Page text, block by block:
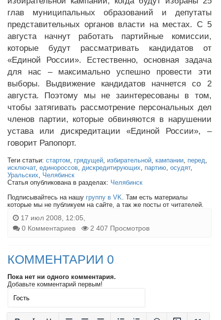
глав муниципальных образований и депутаты
представительных органов власти на местах. С 5
августа начнут работать партийные комиссии,
которые будут рассматривать кандидатов от
«Единой России». Естественно, основная задача
для нас – максимально успешно провести эти
выборы. Выдвижение кандидатов начнется со 2
августа. Поэтому мы не заинтересованы в том,
чтобы затягивать рассмотрение персональных дел
членов партии, которые обвиняются в нарушении
устава или дискредитации «Единой России», –
говорит Рапопорт.
Теги статьи: стартом, грядущей, избирательной, кампании, перед,
исключат, единороссов, дискредитирующих, партию, осудят,
Уральских, Челябинск
Статья опубликована в разделах: Челябинск
Подписывайтесь на нашу группу в VK. Там есть материалы
которые мы не публикуем на сайте, а так же посты от читателей.
17 июл 2008, 12:05,
0 Комментариев
2 407 Просмотров
КОММЕНТАРИИ 0
Пока нет ни одного комментария.
Добавьте комментарий первым!